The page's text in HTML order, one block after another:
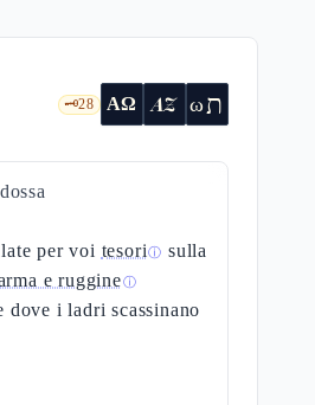
🗝️28 ΑΩ AZ ωת
per voi tesori ⓘ sulla
e ruggineⓘ
dove i ladri scassinano